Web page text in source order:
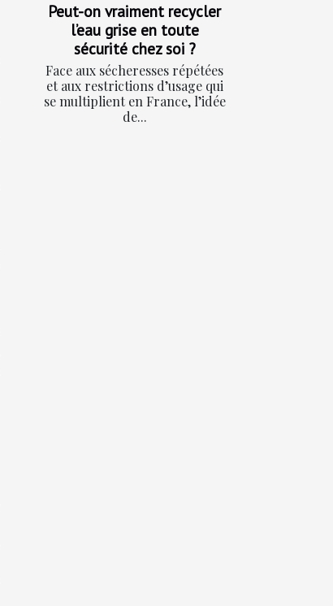
Peut-on vraiment recycler
l’eau grise en toute
sécurité chez soi ?
Face aux sécheresses répétées
et aux restrictions d’usage qui
se multiplient en France, l’idée
de...